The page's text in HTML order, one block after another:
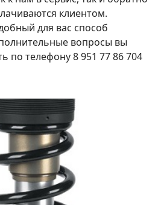
клиентом.
для вас способ
вопросы вы
по телефону 8 951 77 86 704